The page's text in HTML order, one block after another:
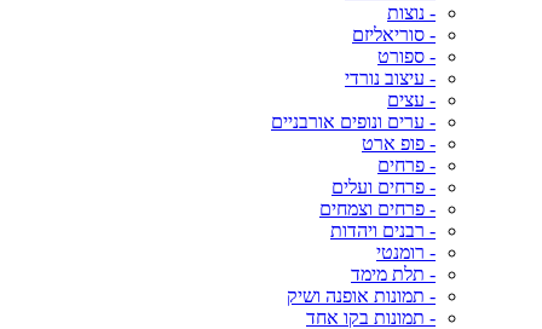
- נוצות
- סוריאליזם
- ספורט
- עיצוב נורדי
- עצים
- ערים ונופים אורבניים
- פופ ארט
- פרחים
- פרחים ועלים
- פרחים וצמחים
- רבנים ויהדות
- רומנטי
- תלת מימד
- תמונות אופנה ושיק
- תמונות בקו אחד